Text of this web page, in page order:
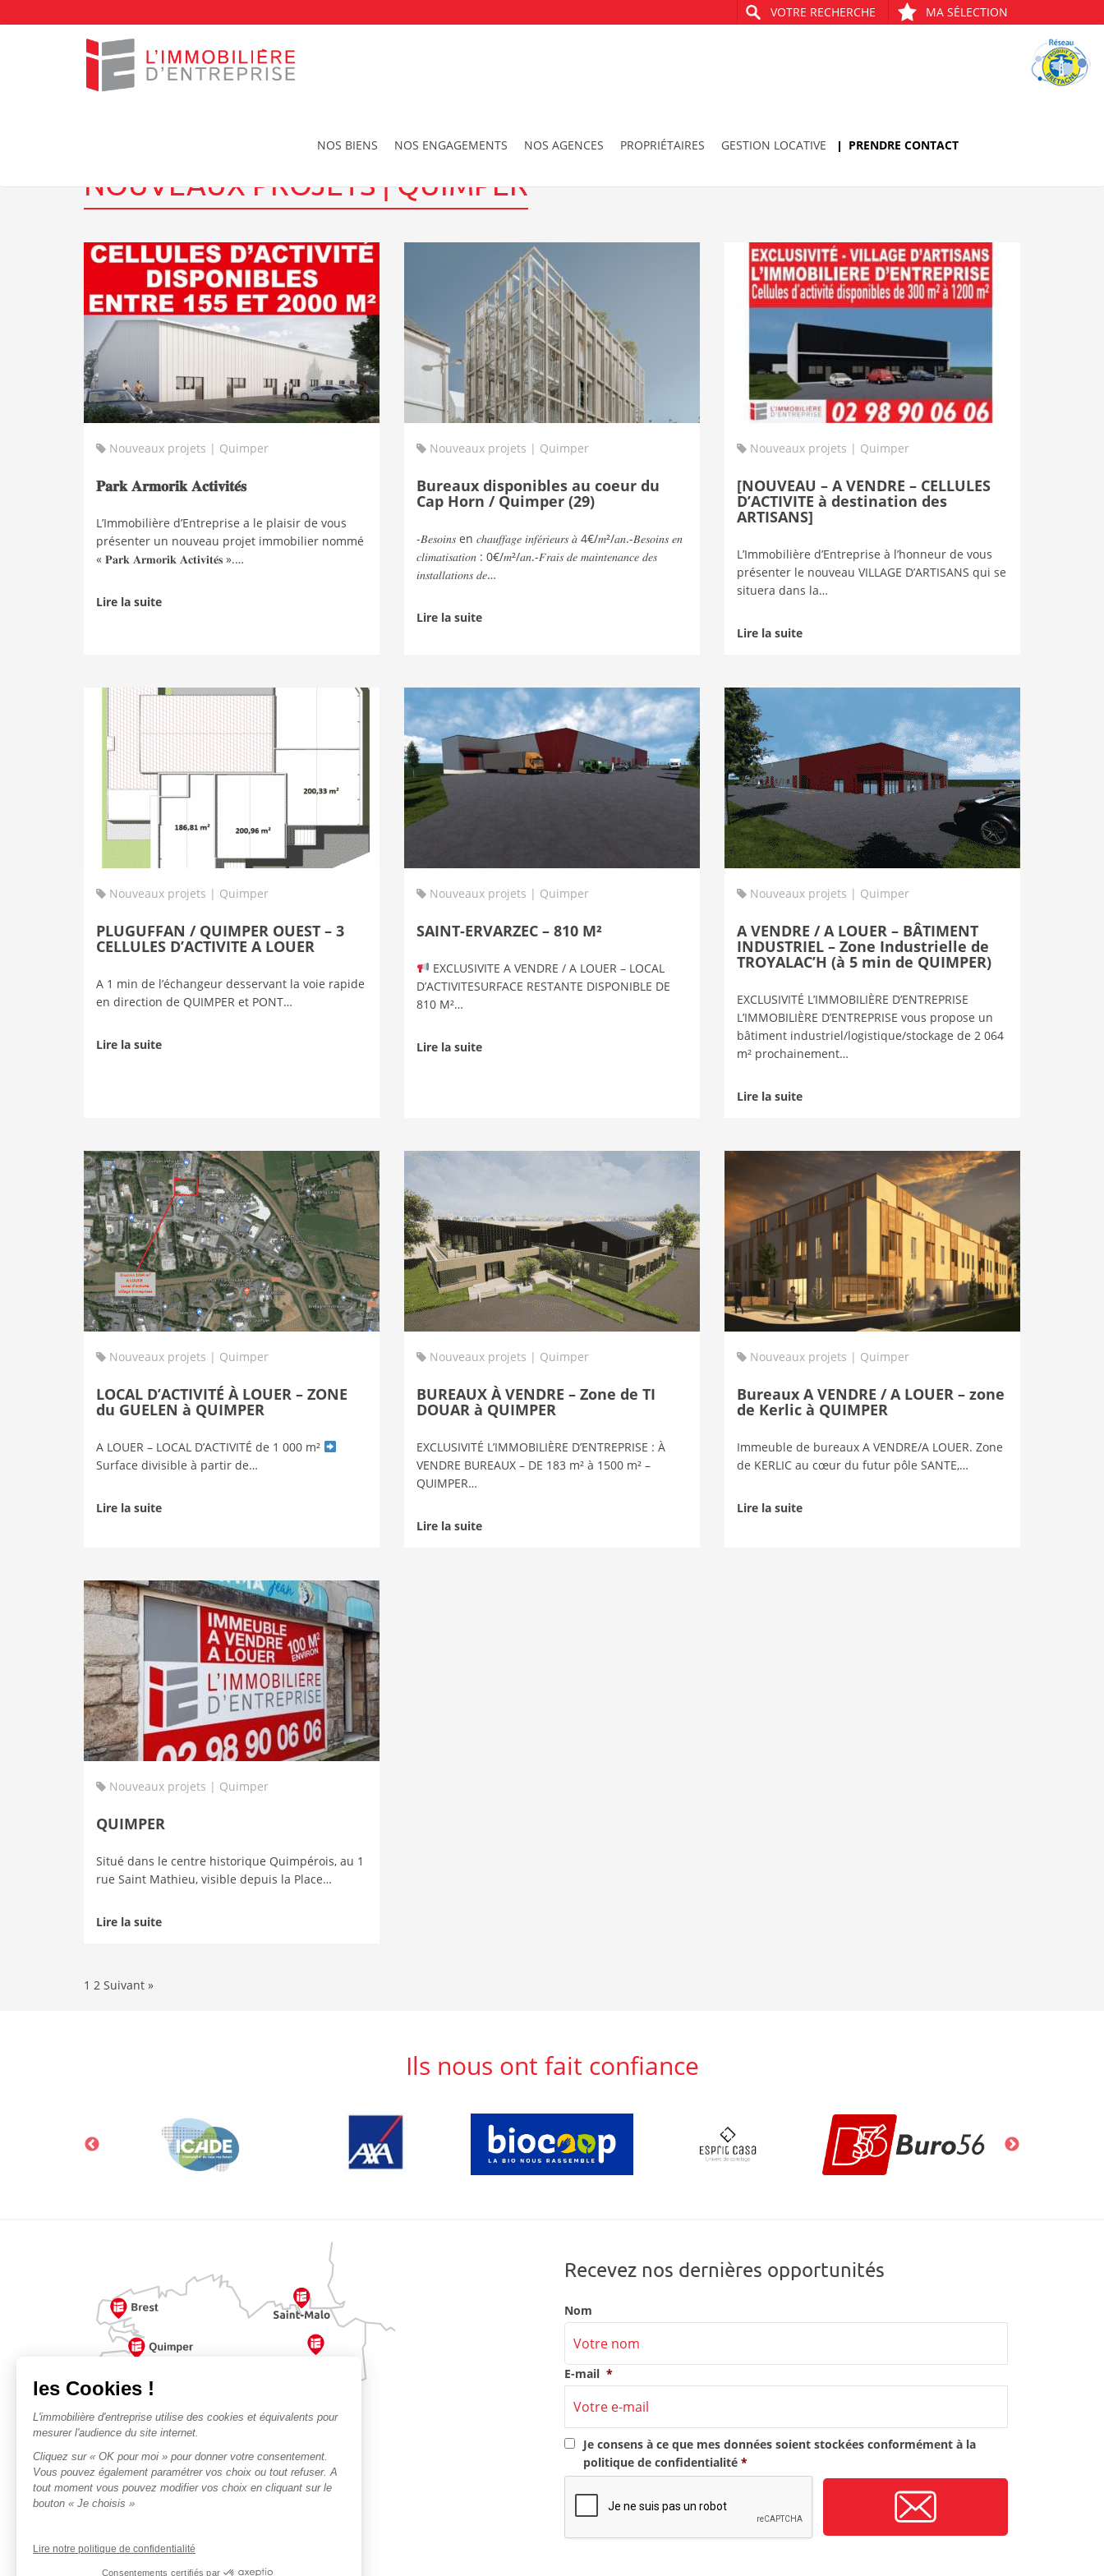
VOTRE RECHERCHE MA SÉLECTION
NOS BIENS NOS ENGAGEMENTS NOS AGENCES PROPRIÉTAIRES GESTION LOCATIVE PRENDRE CONTACT
NOUVEAUX PROJETS | QUIMPER
Nouveaux projets | Quimper
𝐏𝐚𝐫𝐤 𝐀𝐫𝐦𝐨𝐫𝐢𝐤 𝐀𝐜𝐭𝐢𝐯𝐢𝐭𝐞́𝐬
L’Immobilière d’Entreprise a le plaisir de vous
présenter un nouveau projet immobilier nommé
« 𝐏𝐚𝐫𝐤 𝐀𝐫𝐦𝐨𝐫𝐢𝐤 𝐀𝐜𝐭𝐢𝐯𝐢𝐭𝐞́𝐬 ».…
Lire la suite
Nouveaux projets | Quimper
Bureaux disponibles au coeur du
Cap Horn / Quimper (29)
-𝐵𝑒𝑠𝑜𝑖𝑛𝑠 en 𝑐ℎ𝑎𝑢𝑓𝑓𝑎𝑔𝑒 𝑖𝑛𝑓𝑒́𝑟𝑖𝑒𝑢𝑟𝑠 𝑎̀ 4€/𝑚²/𝑎𝑛.-𝐵𝑒𝑠𝑜𝑖𝑛𝑠 𝑒𝑛
𝑐𝑙𝑖𝑚𝑎𝑡𝑖𝑠𝑎𝑡𝑖𝑜𝑛 : 0€/𝑚²/𝑎𝑛.-𝐹𝑟𝑎𝑖𝑠 𝑑𝑒 𝑚𝑎𝑖𝑛𝑡𝑒𝑛𝑎𝑛𝑐𝑒 𝑑𝑒𝑠
𝑖𝑛𝑠𝑡𝑎𝑙𝑙𝑎𝑡𝑖𝑜𝑛𝑠 𝑑𝑒…
Lire la suite
Nouveaux projets | Quimper
[NOUVEAU – A VENDRE – CELLULES
D’ACTIVITE à destination des
ARTISANS]
L’Immobilière d’Entreprise à l’honneur de vous
présenter le nouveau VILLAGE D’ARTISANS qui se
situera dans la…
Lire la suite
Nouveaux projets | Quimper
PLUGUFFAN / QUIMPER OUEST – 3
CELLULES D’ACTIVITE A LOUER
A 1 min de l’échangeur desservant la voie rapide
en direction de QUIMPER et PONT…
Lire la suite
Nouveaux projets | Quimper
SAINT-ERVARZEC – 810 M²
EXCLUSIVITE A VENDRE / A LOUER – LOCAL
D’ACTIVITESURFACE RESTANTE DISPONIBLE DE
810 M²…
Lire la suite
Nouveaux projets | Quimper
A VENDRE / A LOUER – BÂTIMENT
INDUSTRIEL – Zone Industrielle de
TROYALAC’H (à 5 min de QUIMPER)
EXCLUSIVITÉ L’IMMOBILIÈRE D’ENTREPRISE
L’IMMOBILIÈRE D’ENTREPRISE vous propose un
bâtiment industriel/logistique/stockage de 2 064
m² prochainement…
Lire la suite
Nouveaux projets | Quimper
LOCAL D’ACTIVITÉ À LOUER – ZONE
du GUELEN à QUIMPER
A LOUER – LOCAL D’ACTIVITÉ de 1 000 m²
Surface divisible à partir de…
Lire la suite
Nouveaux projets | Quimper
BUREAUX À VENDRE – Zone de TI
DOUAR à QUIMPER
EXCLUSIVITÉ L’IMMOBILIÈRE D’ENTREPRISE : À
VENDRE BUREAUX – DE 183 m² à 1500 m² –
QUIMPER…
Lire la suite
Nouveaux projets | Quimper
Bureaux A VENDRE / A LOUER – zone
de Kerlic à QUIMPER
Immeuble de bureaux A VENDRE/A LOUER. Zone
de KERLIC au cœur du futur pôle SANTE,…
Lire la suite
Nouveaux projets | Quimper
QUIMPER
Situé dans le centre historique Quimpérois, au 1
rue Saint Mathieu, visible depuis la Place…
Lire la suite
1 2 Suivant »
Ils nous ont fait confiance
Recevez nos dernières opportunités
Nom
E-mail *
RGPD
Je consens à ce que mes données soient stockées conformément à la
politique de confidentialité *
CAPTCHA